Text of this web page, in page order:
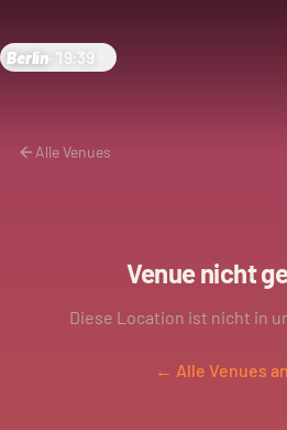
Berlin 19:39
Alle Venues
Venue nicht
Diese Location ist nicht in
← Alle Venues